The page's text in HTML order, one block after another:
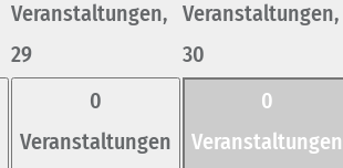
Veranstaltungen,
29
Veranstaltungen,
30
0
Veranstaltungen
0
Veranstaltungen